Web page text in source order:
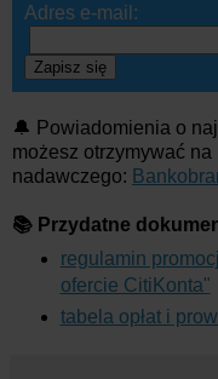
Adres e-mail:
Zapisz się
🔔 Powiadomienia o
możesz otrzymywać na
nadawczego:
📚 Przydatne
regulamin
ofercie CitiKonta"
tabela opłat i